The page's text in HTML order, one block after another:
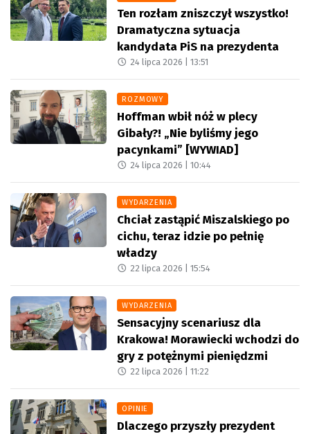
Ten rozłam zniszczył wszystko!
Dramatyczna sytuacja
kandydata PiS na prezydenta
24 lipca 2026 |13:51
ROZMOWY
Hoffman wbił nóż w plecy
Gibały?! „Nie byliśmy jego
pacynkami” [WYWIAD]
24 lipca 2026 |10:44
WYDARZENIA
Chciał zastąpić Miszalskiego po
cichu, teraz idzie po pełnię
władzy
22 lipca 2026 |15:54
WYDARZENIA
Sensacyjny scenariusz dla
Krakowa! Morawiecki wchodzi do
gry z potężnymi pieniędzmi
22 lipca 2026 |11:22
OPINIE
Dlaczego przyszły prezydent